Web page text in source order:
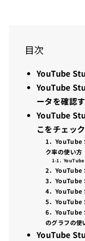
目次
YouTube
YouTube
ータを確認
YouTube
こをチェッ
1．YouTube
ク率の使い方
1-1．
2．YouTube
3．YouTube
4．YouTube
5．YouTube
6．YouTube
のグラフの使
YouTube